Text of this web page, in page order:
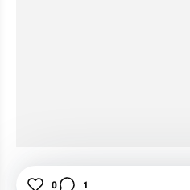
Narkotika
0 1